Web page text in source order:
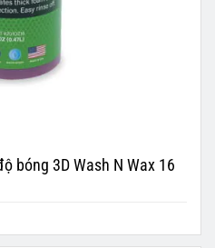
bóng 3D Wash N Wax 16